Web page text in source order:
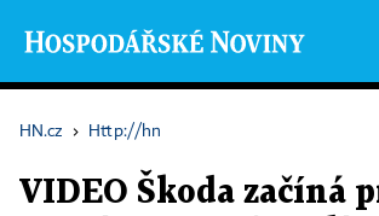
HN.cz › Http://hn
VIDEO Škoda začíná